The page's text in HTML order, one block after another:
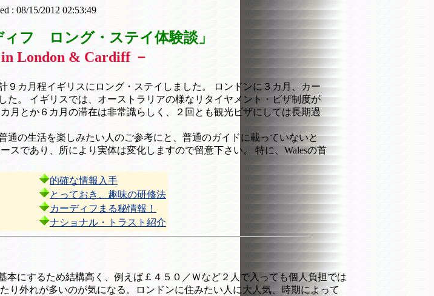
: 08/15/2012 02:53:49
フ ロング・ステイ体験談」
London & Cardiff －
カ月程イギリスにロング・ステイしました。 ロンドンに３カ月、カー
。 イギリスでは、オーストラリアの様なリタイヤメント・ビザ制度が
月とか６カ月の滞在は非常識らしく、２回とも観光ビザにしては長期過
の生活を楽しみたい人のご参考にと、普通のガイドに載っていないと
スであり、所により実体は変化しますので留意下さい。 特に、Walesの首
的確な情報入手
とっておき、趣味の研修法
カーディフまる秘情報！
ナショナル・トラスト紹介
にするため結構高く、例えば￡４５０／Ｗなど２人で入っても個人負担では
り外れが多いのが気になる。ロンドンに住みたい人に大人気、時期によって